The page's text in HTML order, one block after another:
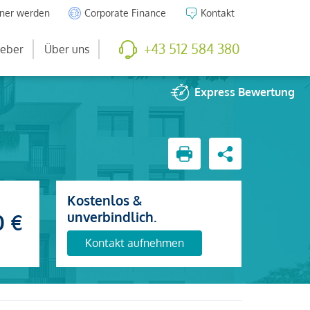
werden Corporate Finance Kontakt
Über uns +43 512 584 380
Express Bewertung
€
Kostenlos &
unverbindlich.
Kontakt aufnehmen